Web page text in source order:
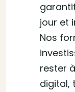
jour et
Nos
rester
digital,